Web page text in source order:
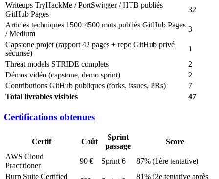
Writeups TryHackMe / PortSwigger / HTB publiés
GitHub Pages
32
Articles techniques 1500-4500 mots publiés GitHub Pages
/ Medium
3
Capstone projet (rapport 42 pages + repo GitHub privé
sécurisé)
1
Threat models STRIDE complets
2
Démos vidéo (capstone, demo sprint)
2
Contributions GitHub publiques (forks, issues, PRs)
7
Total livrables visibles
47
Certifications obtenues
Certif Coût
Sprint
passage
Score
AWS Cloud
Practitioner
90 € Sprint 6
87% (1ère tentative)
Burp Suite Certified
81% (2e tentative après